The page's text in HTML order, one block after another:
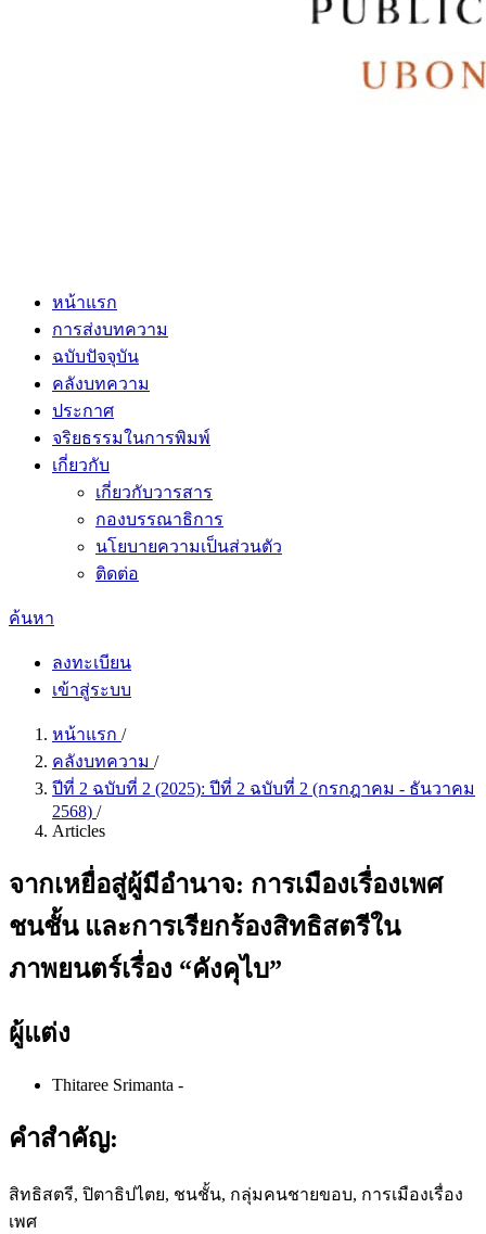
หน้าแรก
การส่งบทความ
ฉบับปัจจุบัน
คลังบทความ
ประกาศ
จริยธรรมในการพิมพ์
เกี่ยวกับ
เกี่ยวกับวารสาร
กองบรรณาธิการ
นโยบายความเป็นส่วนตัว
ติดต่อ
ค้นหา
ลงทะเบียน
เข้าสู่ระบบ
หน้าแรก /
คลังบทความ /
ปีที่ 2 ฉบับที่ 2 (2025): ปีที่ 2 ฉบับที่ 2 (กรกฎาคม - ธันวาคม
2568) /
Articles
จากเหยื่อสู่ผู้มีอำนาจ: การเมืองเรื่องเพศ
ชนชั้น และการเรียกร้องสิทธิสตรีใน
ภาพยนตร์เรื่อง “คังคุไบ”
ผู้แต่ง
Thitaree Srimanta -
คำสำคัญ:
สิทธิสตรี, ปิตาธิปไตย, ชนชั้น, กลุ่มคนชายขอบ, การเมืองเรื่อง
เพศ